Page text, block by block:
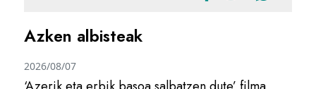
Azken albisteak
2026/08/07